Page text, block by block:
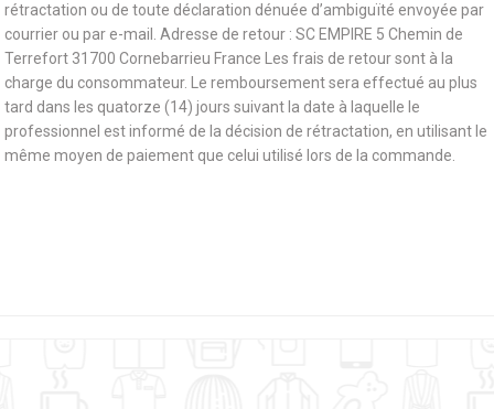
rétractation ou de toute déclaration dénuée d’ambiguïté envoyée par
courrier ou par e-mail. Adresse de retour : SC EMPIRE 5 Chemin de
Terrefort 31700 Cornebarrieu France Les frais de retour sont à la
charge du consommateur. Le remboursement sera effectué au plus
tard dans les quatorze (14) jours suivant la date à laquelle le
professionnel est informé de la décision de rétractation, en utilisant le
même moyen de paiement que celui utilisé lors de la commande.